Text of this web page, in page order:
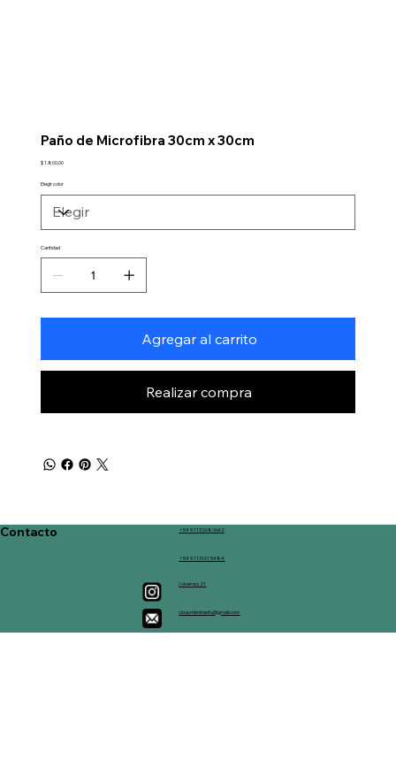
Paño de Microfibra 30cm x 30cm
Precio
$ 1.800,00
Elegir color
Cantidad
Agregar al carrito
Realizar compra
+54 9 113268 0662
+54 9 113161 5484
/viveross21
clousmiminantu@gmail.com
Contacto